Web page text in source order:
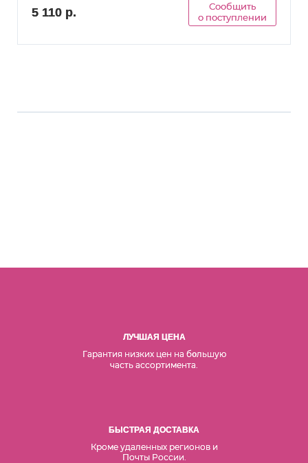
5 110 р.
Сообщить
о поступлении
ЛУЧШАЯ ЦЕНА
Гарантия низких цен на большую
часть ассортимента.
БЫСТРАЯ ДОСТАВКА
Кроме удаленных регионов и
Почты России.